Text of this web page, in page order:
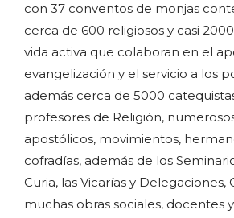
con 37 conventos de monjas
cerca de 600 religiosos y casi
vida activa que colaboran en el
evangelización y el servicio a los
además cerca de 5000
profesores de Religión,
apostólicos, movimientos,
cofradías, además de los
Curia, las Vicarías y Delegaciones,
muchas obras sociales, docentes